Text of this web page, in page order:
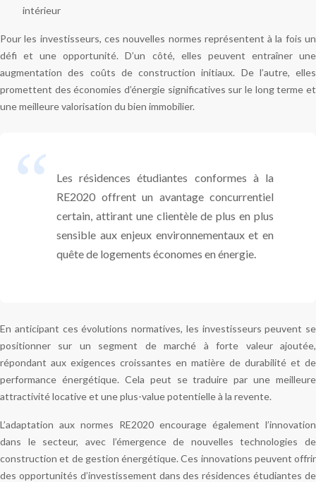
intérieur
Pour les investisseurs, ces nouvelles normes représentent à la fois un
défi et une opportunité. D’un côté, elles peuvent entraîner une
augmentation des coûts de construction initiaux. De l’autre, elles
promettent des économies d’énergie significatives sur le long terme et
une meilleure valorisation du bien immobilier.
Les résidences étudiantes conformes à la
RE2020 offrent un avantage concurrentiel
certain, attirant une clientèle de plus en plus
sensible aux enjeux environnementaux et en
quête de logements économes en énergie.
En anticipant ces évolutions normatives, les investisseurs peuvent se
positionner sur un segment de marché à forte valeur ajoutée,
répondant aux exigences croissantes en matière de durabilité et de
performance énergétique. Cela peut se traduire par une meilleure
attractivité locative et une plus-value potentielle à la revente.
L’adaptation aux normes RE2020 encourage également l’innovation
dans le secteur, avec l’émergence de nouvelles technologies de
construction et de gestion énergétique. Ces innovations peuvent offrir
des opportunités d’investissement dans des résidences étudiantes de